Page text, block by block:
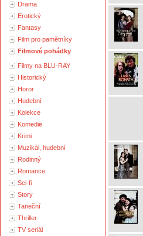
Drama
Erotický
Fantasy
Film pro pamětníky
Filmové pohádky
Filmy na BLU-RAY
Historický
Horor
Hudební
Kolekce
Komedie
Krimi
Muzikál, hudební
Rodinný
Romance
Sci-fi
Story
Taneční
Thriller
TV seriál